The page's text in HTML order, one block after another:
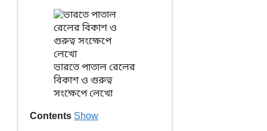
ভারতে পাতাল রেলের
বিকাশ ও গুরুত্ব
সংক্ষেপে লেখো
ContentsShow